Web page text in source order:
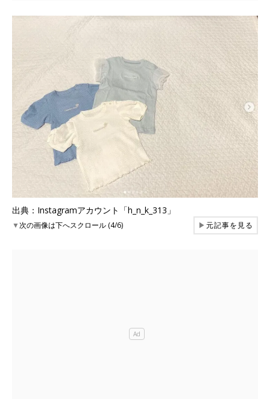
出典：Instagramアカウント「h_n_k_313」
▼次の画像は下へスクロール (4/6) ▶元記事を見る